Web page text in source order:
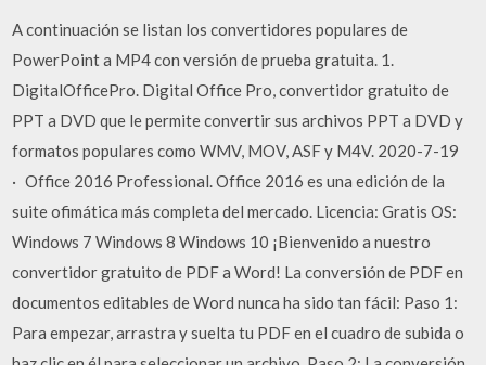
A continuación se listan los convertidores populares de
PowerPoint a MP4 con versión de prueba gratuita. 1.
DigitalOfficePro. Digital Office Pro, convertidor gratuito de
PPT a DVD que le permite convertir sus archivos PPT a DVD y
formatos populares como WMV, MOV, ASF y M4V. 2020-7-19
· Office 2016 Professional. Office 2016 es una edición de la
suite ofimática más completa del mercado. Licencia: Gratis OS:
Windows 7 Windows 8 Windows 10 ¡Bienvenido a nuestro
convertidor gratuito de PDF a Word! La conversión de PDF en
documentos editables de Word nunca ha sido tan fácil: Paso 1:
Para empezar, arrastra y suelta tu PDF en el cuadro de subida o